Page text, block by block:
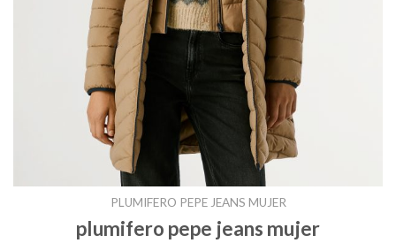
PLUMIFERO PEPE JEANS MUJER
plumifero pepe jeans mujer